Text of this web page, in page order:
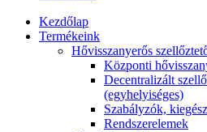
Kezdőlap
Termékeink
Hővisszanyerős
Központi
Decentralizált
(egyhelyiséges)
Szabályzók,
Rendszerelemek